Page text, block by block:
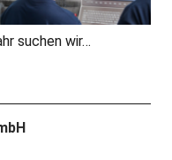
suchen wir…